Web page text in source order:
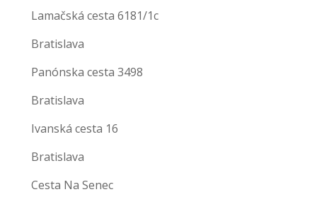
Lamačská cesta 6181/1c
Bratislava
Panónska cesta 3498
Bratislava
Ivanská cesta 16
Bratislava
Cesta Na Senec